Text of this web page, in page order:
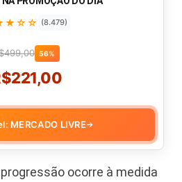
(8.479)
56%
MERCADO LIVRE→
progressão ocorre à medida